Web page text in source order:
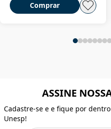
Comprar
ASSINE
Cadastre-se e e fique por
Unesp!